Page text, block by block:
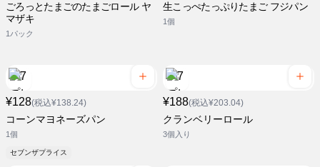
ごろっとたまごのたまごロール ヤ
マザキ
1パック
生こっぺたっぷりたまご フジパン
1個
¥128(税込¥138.24)
コーンマヨネーズパン
1個
セブンザプライス
¥188(税込¥203.04)
クランベリーロール
3個入り